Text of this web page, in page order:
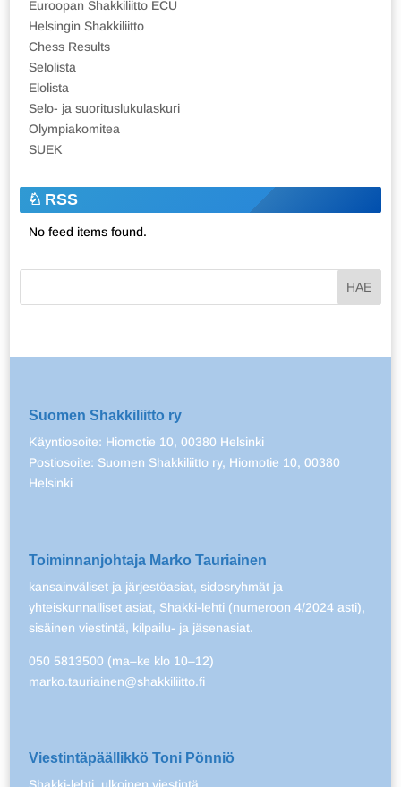
Euroopan Shakkiliitto ECU
Helsingin Shakkiliitto
Chess Results
Selolista
Elolista
Selo- ja suorituslukulaskuri
Olympiakomitea
SUEK
RSS
No feed items found.
Suomen Shakkiliitto ry
Käyntiosoite: Hiomotie 10, 00380 Helsinki
Postiosoite: Suomen Shakkiliitto ry, Hiomotie 10, 00380
Helsinki
Toiminnanjohtaja Marko Tauriainen
kansainväliset ja järjestöasiat, sidosryhmät ja
yhteiskunnalliset asiat, Shakki-lehti (numeroon 4/2024 asti),
sisäinen viestintä, kilpailu- ja jäsenasiat.
050 5813500 (ma–ke klo 10–12)
marko.tauriainen@shakkiliitto.fi
Viestintäpäällikkö Toni Pönniö